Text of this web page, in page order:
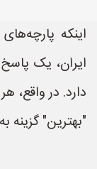
اینکه
ایران، یک
دارد. در واقع،
"بهترین" گزینه